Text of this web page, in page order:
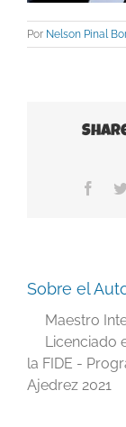
Por Nelson Pinal
Sobre el
Maestro
Licenciado
la FIDE -
Ajedrez 2021